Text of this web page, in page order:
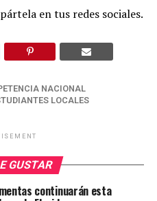
en tus redes sociales.
NACIONAL
LOCALES
GUSTAR
continuarán esta